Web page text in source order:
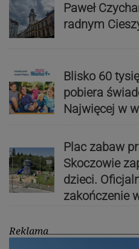
Paweł
radnym
Blisko 60
pobiera
Najwięcej w
Plac zabaw
Skoczowie
dzieci.
zakończenie
Reklama